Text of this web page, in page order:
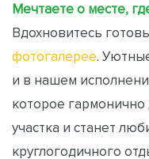
Мечтаете о месте,
Вдохновитесь
фотогалерее .
и в нашем
которое
участка и станет
круглогодичного